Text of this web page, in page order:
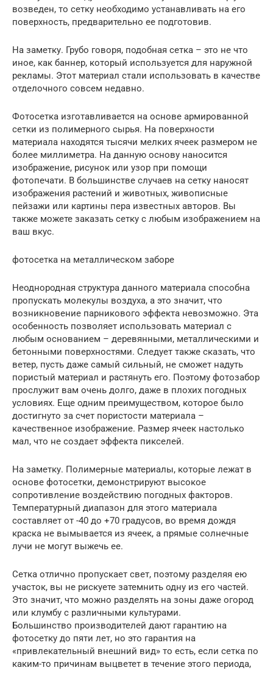
возведен, то сетку необходимо устанавливать на его
поверхность, предварительно ее подготовив.
На заметку. Грубо говоря, подобная сетка – это не что
иное, как баннер, который используется для наружной
рекламы. Этот материал стали использовать в качестве
отделочного совсем недавно.
Фотосетка изготавливается на основе армированной
сетки из полимерного сырья. На поверхности
материала находятся тысячи мелких ячеек размером не
более миллиметра. На данную основу наносится
изображение, рисунок или узор при помощи
фотопечати. В большинстве случаев на сетку наносят
изображения растений и животных, живописные
пейзажи или картины пера известных авторов. Вы
также можете заказать сетку с любым изображением на
ваш вкус.
фотосетка на металлическом заборе
Неоднородная структура данного материала способна
пропускать молекулы воздуха, а это значит, что
возникновение парникового эффекта невозможно. Эта
особенность позволяет использовать материал с
любым основанием – деревянными, металлическими и
бетонными поверхностями. Следует также сказать, что
ветер, пусть даже самый сильный, не сможет надуть
пористый материал и растянуть его. Поэтому фотозабор
прослужит вам очень долго, даже в плохих погодных
условиях. Еще одним преимуществом, которое было
достигнуто за счет пористости материала –
качественное изображение. Размер ячеек настолько
мал, что не создает эффекта пикселей.
На заметку. Полимерные материалы, которые лежат в
основе фотосетки, демонстрируют высокое
сопротивление воздействию погодных факторов.
Температурный диапазон для этого материала
составляет от -40 до +70 градусов, во время дождя
краска не вымывается из ячеек, а прямые солнечные
лучи не могут выжечь ее.
Сетка отлично пропускает свет, поэтому разделяя ею
участок, вы не рискуете затемнить одну из его частей.
Это значит, что можно разделять на зоны даже огород
или клумбу с различными культурами.
Большинство производителей дают гарантию на
фотосетку до пяти лет, но это гарантия на
«привлекательный внешний вид» то есть, если сетка по
каким-то причинам выцветет в течение этого периода,